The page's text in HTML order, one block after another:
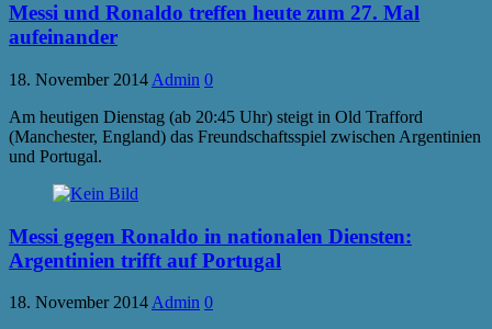
Messi und Ronaldo treffen heute zum 27. Mal
aufeinander
18. November 2014 Admin 0
Am heutigen Dienstag (ab 20:45 Uhr) steigt in Old Trafford
(Manchester, England) das Freundschaftsspiel zwischen Argentinien
und Portugal.
Messi gegen Ronaldo in nationalen Diensten:
Argentinien trifft auf Portugal
18. November 2014 Admin 0